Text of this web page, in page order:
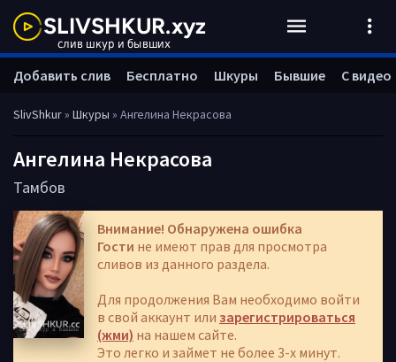
SlivShkur» Шкуры » Ангелина Некрасова
Ангелина Некрасова
Тамбов
Внимание! Обнаружена ошибка
Гости не имеют прав для просмотра
сливов из данного раздела.
Для продолжения Вам необходимо войти
в свой аккаунт или зарегистрироваться
(жми) на нашем сайте.
Это легко и займет не более 3-х минут.
Добавить слив Бесплатно Шкуры Бывшие С видео